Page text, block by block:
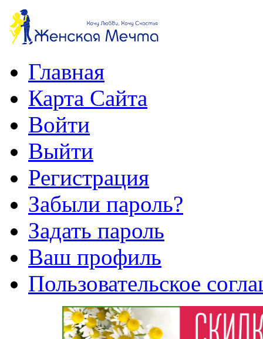
Главная
Карта Сайта
Войти
Выйти
Регистрация
Забыли пароль?
Задать пароль
Ваш профиль
Пользовательское